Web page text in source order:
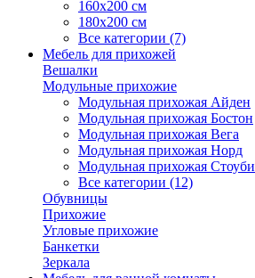
160х200 см
180х200 см
Все категории (7)
Мебель для прихожей
Вешалки
Модульные прихожие
Модульная прихожая Айден
Модульная прихожая Бостон
Модульная прихожая Вега
Модульная прихожая Норд
Модульная прихожая Стоуби
Все категории (12)
Обувницы
Прихожие
Угловые прихожие
Банкетки
Зеркала